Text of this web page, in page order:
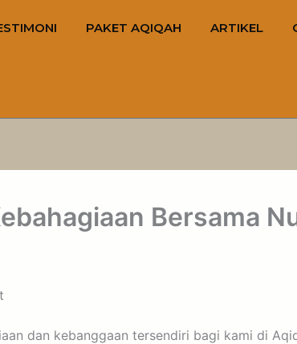
PAKET AQIQAH ARTIKEL
Bersama
dan kebanggaan tersendiri bagi kami di